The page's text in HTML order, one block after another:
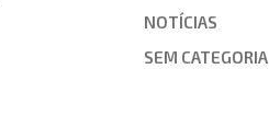
NOTÍCIAS
SEM CATEGORIA